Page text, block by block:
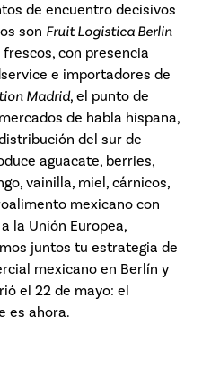
de encuentro decisivos
son Fruit Logistica Berlin
con presencia
e importadores de
Madrid, el punto de
de habla hispana,
del sur de
aguacate, berries,
vainilla, miel, cárnicos,
mexicano con
la Unión Europea,
juntos tu estrategia de
mexicano en Berlín y
el 22 de mayo: el
es ahora.